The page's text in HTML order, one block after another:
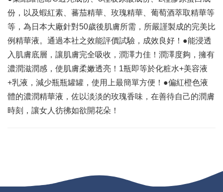
份，以及蝦紅素、蕃茄精華、玫瑰精華、葡萄酒萃取精華等
等，為日本大廠針對50歲後肌膚所需，所嚴謹製成的完美比
例精華液。通過本社之效能評價試驗，成效良好！●能浸透
入肌膚底層，讓肌膚完全吸收，潤澤力佳！潤澤度夠，擁有
濃潤滋潤感，使肌膚柔嫩透亮！1瓶即等於化粧水+美容液
+乳液，減少瓶瓶罐罐，使用上最簡單方便！●偏紅橙色液
體的濃潤精華液，佐以淡淡的玫瑰香味，在善待自己的潤膚
時刻，讓女人彷彿如欲開花朵！